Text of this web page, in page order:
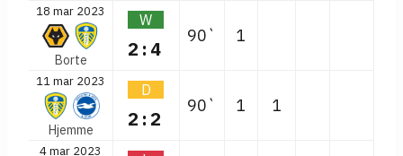
18 mar 2023
Borte
W
2:4
90` 1
11 mar 2023
Hjemme
D
2:2
90` 1 1
4 mar 2023